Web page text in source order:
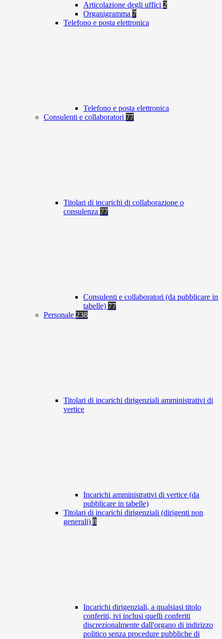
Articolazione degli uffici 2
Organigramma 7
Telefono e posta elettronica
Telefono e posta elettronica
Consulenti e collaboratori 77
Titolari di incarichi di collaborazione o
consulenza 77
Consulenti e collaboratori (da pubblicare in
tabelle) 77
Personale 238
Titolari di incarichi dirigenziali amministrativi di
vertice
Incarichi amministrativi di vertice (da
pubblicare in tabelle)
Titolari di incarichi dirigenziali (dirigenti non
generali) 8
Incarichi dirigenziali, a qualsiasi titolo
conferiti, ivi inclusi quelli conferiti
discrezionalmente dall'organo di indirizzo
politico senza procedure pubbliche di